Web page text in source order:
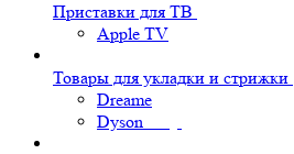
Приставки для ТВ
Apple TV
Товары для укладки и стрижки
Dreame
Dyson